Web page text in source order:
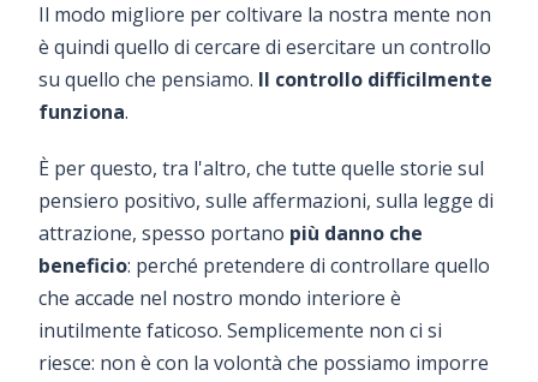
Il modo migliore per coltivare la nostra mente non
è quindi quello di cercare di esercitare un controllo
su quello che pensiamo. Il controllo difficilmente
funziona.
È per questo, tra l'altro, che tutte quelle storie sul
pensiero positivo, sulle affermazioni, sulla legge di
attrazione, spesso portano più danno che
beneficio: perché pretendere di controllare quello
che accade nel nostro mondo interiore è
inutilmente faticoso. Semplicemente non ci si
riesce: non è con la volontà che possiamo imporre